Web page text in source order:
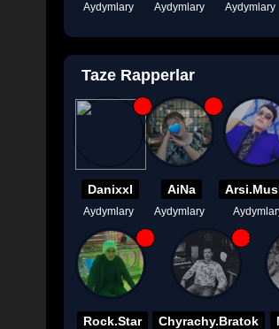
Aydymlary Aydymlary Aydymlary
Taze Rapperlar
Danixxl
Aydymlary
AiNa
Aydymlary
Rock.Star Chyrachy.Bratok